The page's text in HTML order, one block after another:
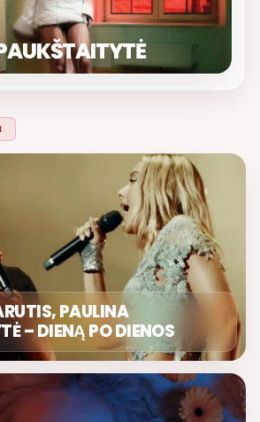
PAULINA
– DIENĄ PO DIENOS